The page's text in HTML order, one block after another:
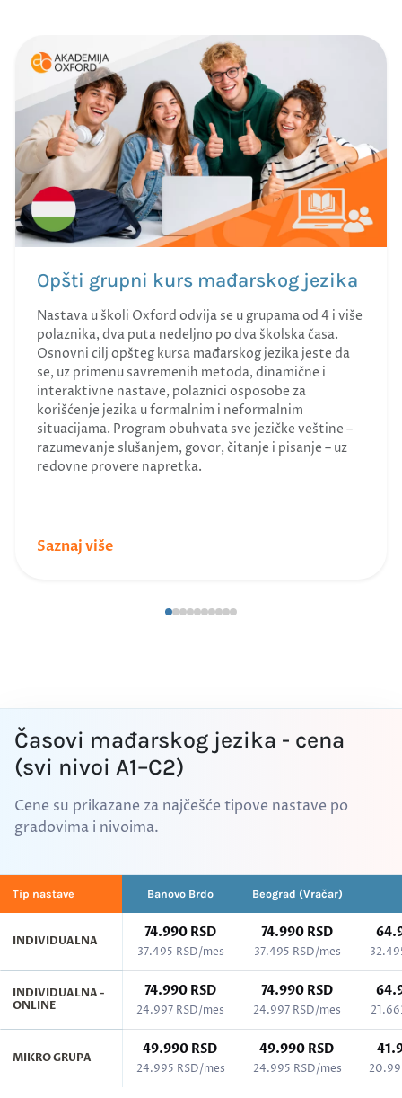
Opšti grupni kurs mađarskog jezika
Nastava u školi Oxford odvija se u grupama od 4 i više
polaznika, dva puta nedeljno po dva školska časa.
Osnovni cilj opšteg kursa mađarskog jezika jeste da
se, uz primenu savremenih metoda, dinamične i
interaktivne nastave, polaznici osposobe za
korišćenje jezika u formalnim i neformalnim
situacijama. Program obuhvata sve jezičke veštine –
razumevanje slušanjem, govor, čitanje i pisanje – uz
redovne provere napretka.
Saznaj više
Časovi mađarskog jezika - cena
(svi nivoi A1–C2)
Cene su prikazane za najčešće tipove nastave po
gradovima i nivoima.
Tip nastave Banovo Brdo Beograd (Vračar)
INDIVIDUALNA
74.990 RSD
37.495 RSD/mes
74.990 RSD
37.495 RSD/mes
INDIVIDUALNA -
ONLINE
74.990 RSD
24.997 RSD/mes
74.990 RSD
24.997 RSD/mes
MIKRO GRUPA
49.990 RSD
24.995 RSD/mes
49.990 RSD
24.995 RSD/mes